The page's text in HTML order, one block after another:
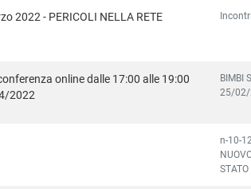
2022 - PERICOLI NELLA RETE
online dalle 17:00 alle 19:00
2022
BIMBI
25/02/
n-10-
STATO